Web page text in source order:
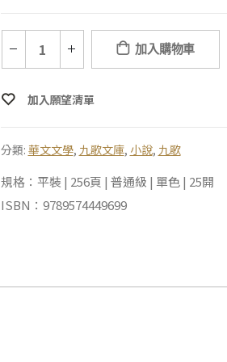
加入購物車
加入願望清單
分類: 華文文學, 九歌文庫, 小說, 九歌
規格：平裝 | 256頁 | 普通級 | 單色 | 25開
ISBN：9789574449699